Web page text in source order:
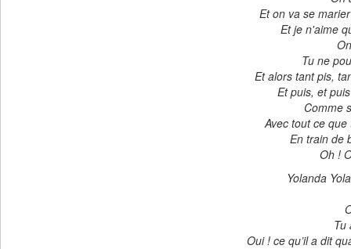
Et on va se
Et je n'aime
Tu ne
Et alors tant pis,
Et puis, et
Comme
Avec tout ce
En train de
Oh !
Yolanda
Tu
Oui ! ce qu’il a dit